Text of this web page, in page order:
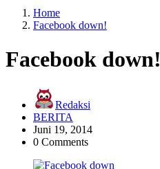
Home
Facebook down!
Facebook down!
Redaksi
BERITA
Juni 19, 2014
0 Comments